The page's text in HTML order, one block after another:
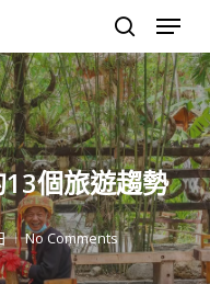
搜尋
選單
個旅遊趨勢
No Comments
關
閉
選
單